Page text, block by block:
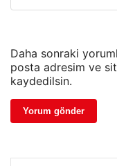
Daha sonraki
posta adresim ve
kaydedilsin.